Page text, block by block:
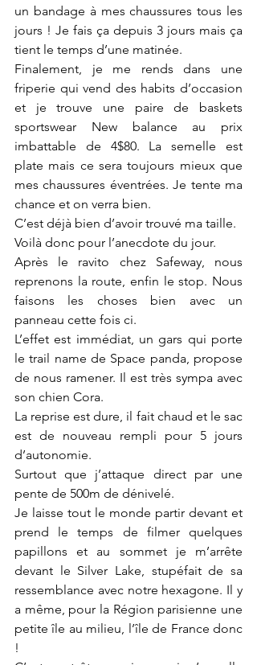
un bandage à mes chaussures tous les
jours ! Je fais ça depuis 3 jours mais ça
tient le temps d’une matinée.
Finalement, je me rends dans une
friperie qui vend des habits d’occasion
et je trouve une paire de baskets
sportswear New balance au prix
imbattable de 4$80. La semelle est
plate mais ce sera toujours mieux que
mes chaussures éventrées. Je tente ma
chance et on verra bien.
C’est déjà bien d’avoir trouvé ma taille.
Voilà donc pour l’anecdote du jour.
Après le ravito chez Safeway, nous
reprenons la route, enfin le stop. Nous
faisons les choses bien avec un
panneau cette fois ci.
L’effet est immédiat, un gars qui porte
le trail name de Space panda, propose
de nous ramener. Il est très sympa avec
son chien Cora.
La reprise est dure, il fait chaud et le sac
est de nouveau rempli pour 5 jours
d’autonomie.
Surtout que j’attaque direct par une
pente de 500m de dénivelé.
Je laisse tout le monde partir devant et
prend le temps de filmer quelques
papillons et au sommet je m’arrête
devant le Silver Lake, stupéfait de sa
ressemblance avec notre hexagone. Il y
a même, pour la Région parisienne une
petite île au milieu, l’île de France donc
!